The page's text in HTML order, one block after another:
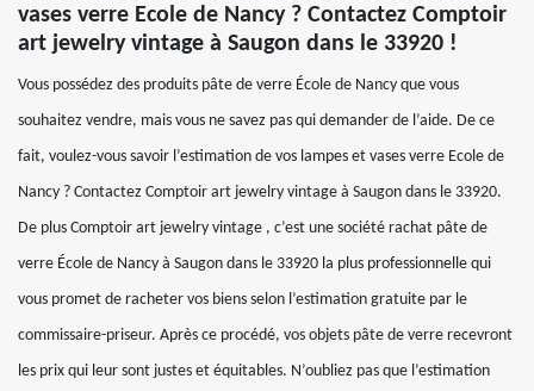
vases verre Ecole de Nancy ? Contactez Comptoir
art jewelry vintage à Saugon dans le 33920 !
Vous possédez des produits pâte de verre École de Nancy que vous
souhaitez vendre, mais vous ne savez pas qui demander de l’aide. De ce
fait, voulez-vous savoir l’estimation de vos lampes et vases verre Ecole de
Nancy ? Contactez Comptoir art jewelry vintage à Saugon dans le 33920.
De plus Comptoir art jewelry vintage , c’est une société rachat pâte de
verre École de Nancy à Saugon dans le 33920 la plus professionnelle qui
vous promet de racheter vos biens selon l’estimation gratuite par le
commissaire-priseur. Après ce procédé, vos objets pâte de verre recevront
les prix qui leur sont justes et équitables. N’oubliez pas que l’estimation